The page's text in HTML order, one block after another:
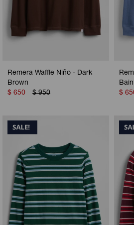
Remera Waffle Niño - Dark
Brown
$ 650 $ 950
$